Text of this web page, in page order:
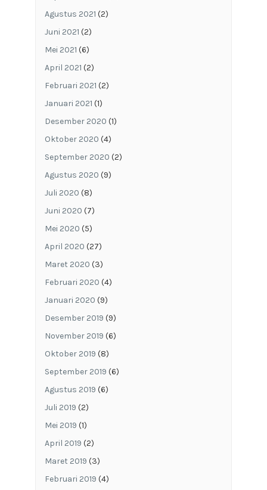
Agustus 2021 (2)
Juni 2021 (2)
Mei 2021 (6)
April 2021 (2)
Februari 2021 (2)
Januari 2021 (1)
Desember 2020 (1)
Oktober 2020 (4)
September 2020 (2)
Agustus 2020 (9)
Juli 2020 (8)
Juni 2020 (7)
Mei 2020 (5)
April 2020 (27)
Maret 2020 (3)
Februari 2020 (4)
Januari 2020 (9)
Desember 2019 (9)
November 2019 (6)
Oktober 2019 (8)
September 2019 (6)
Agustus 2019 (6)
Juli 2019 (2)
Mei 2019 (1)
April 2019 (2)
Maret 2019 (3)
Februari 2019 (4)